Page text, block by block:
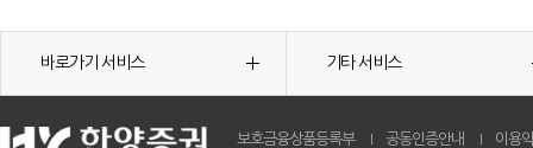
바로가기 서비스 기타 서비스
보호금융상품등록부 공동인증안내 이용